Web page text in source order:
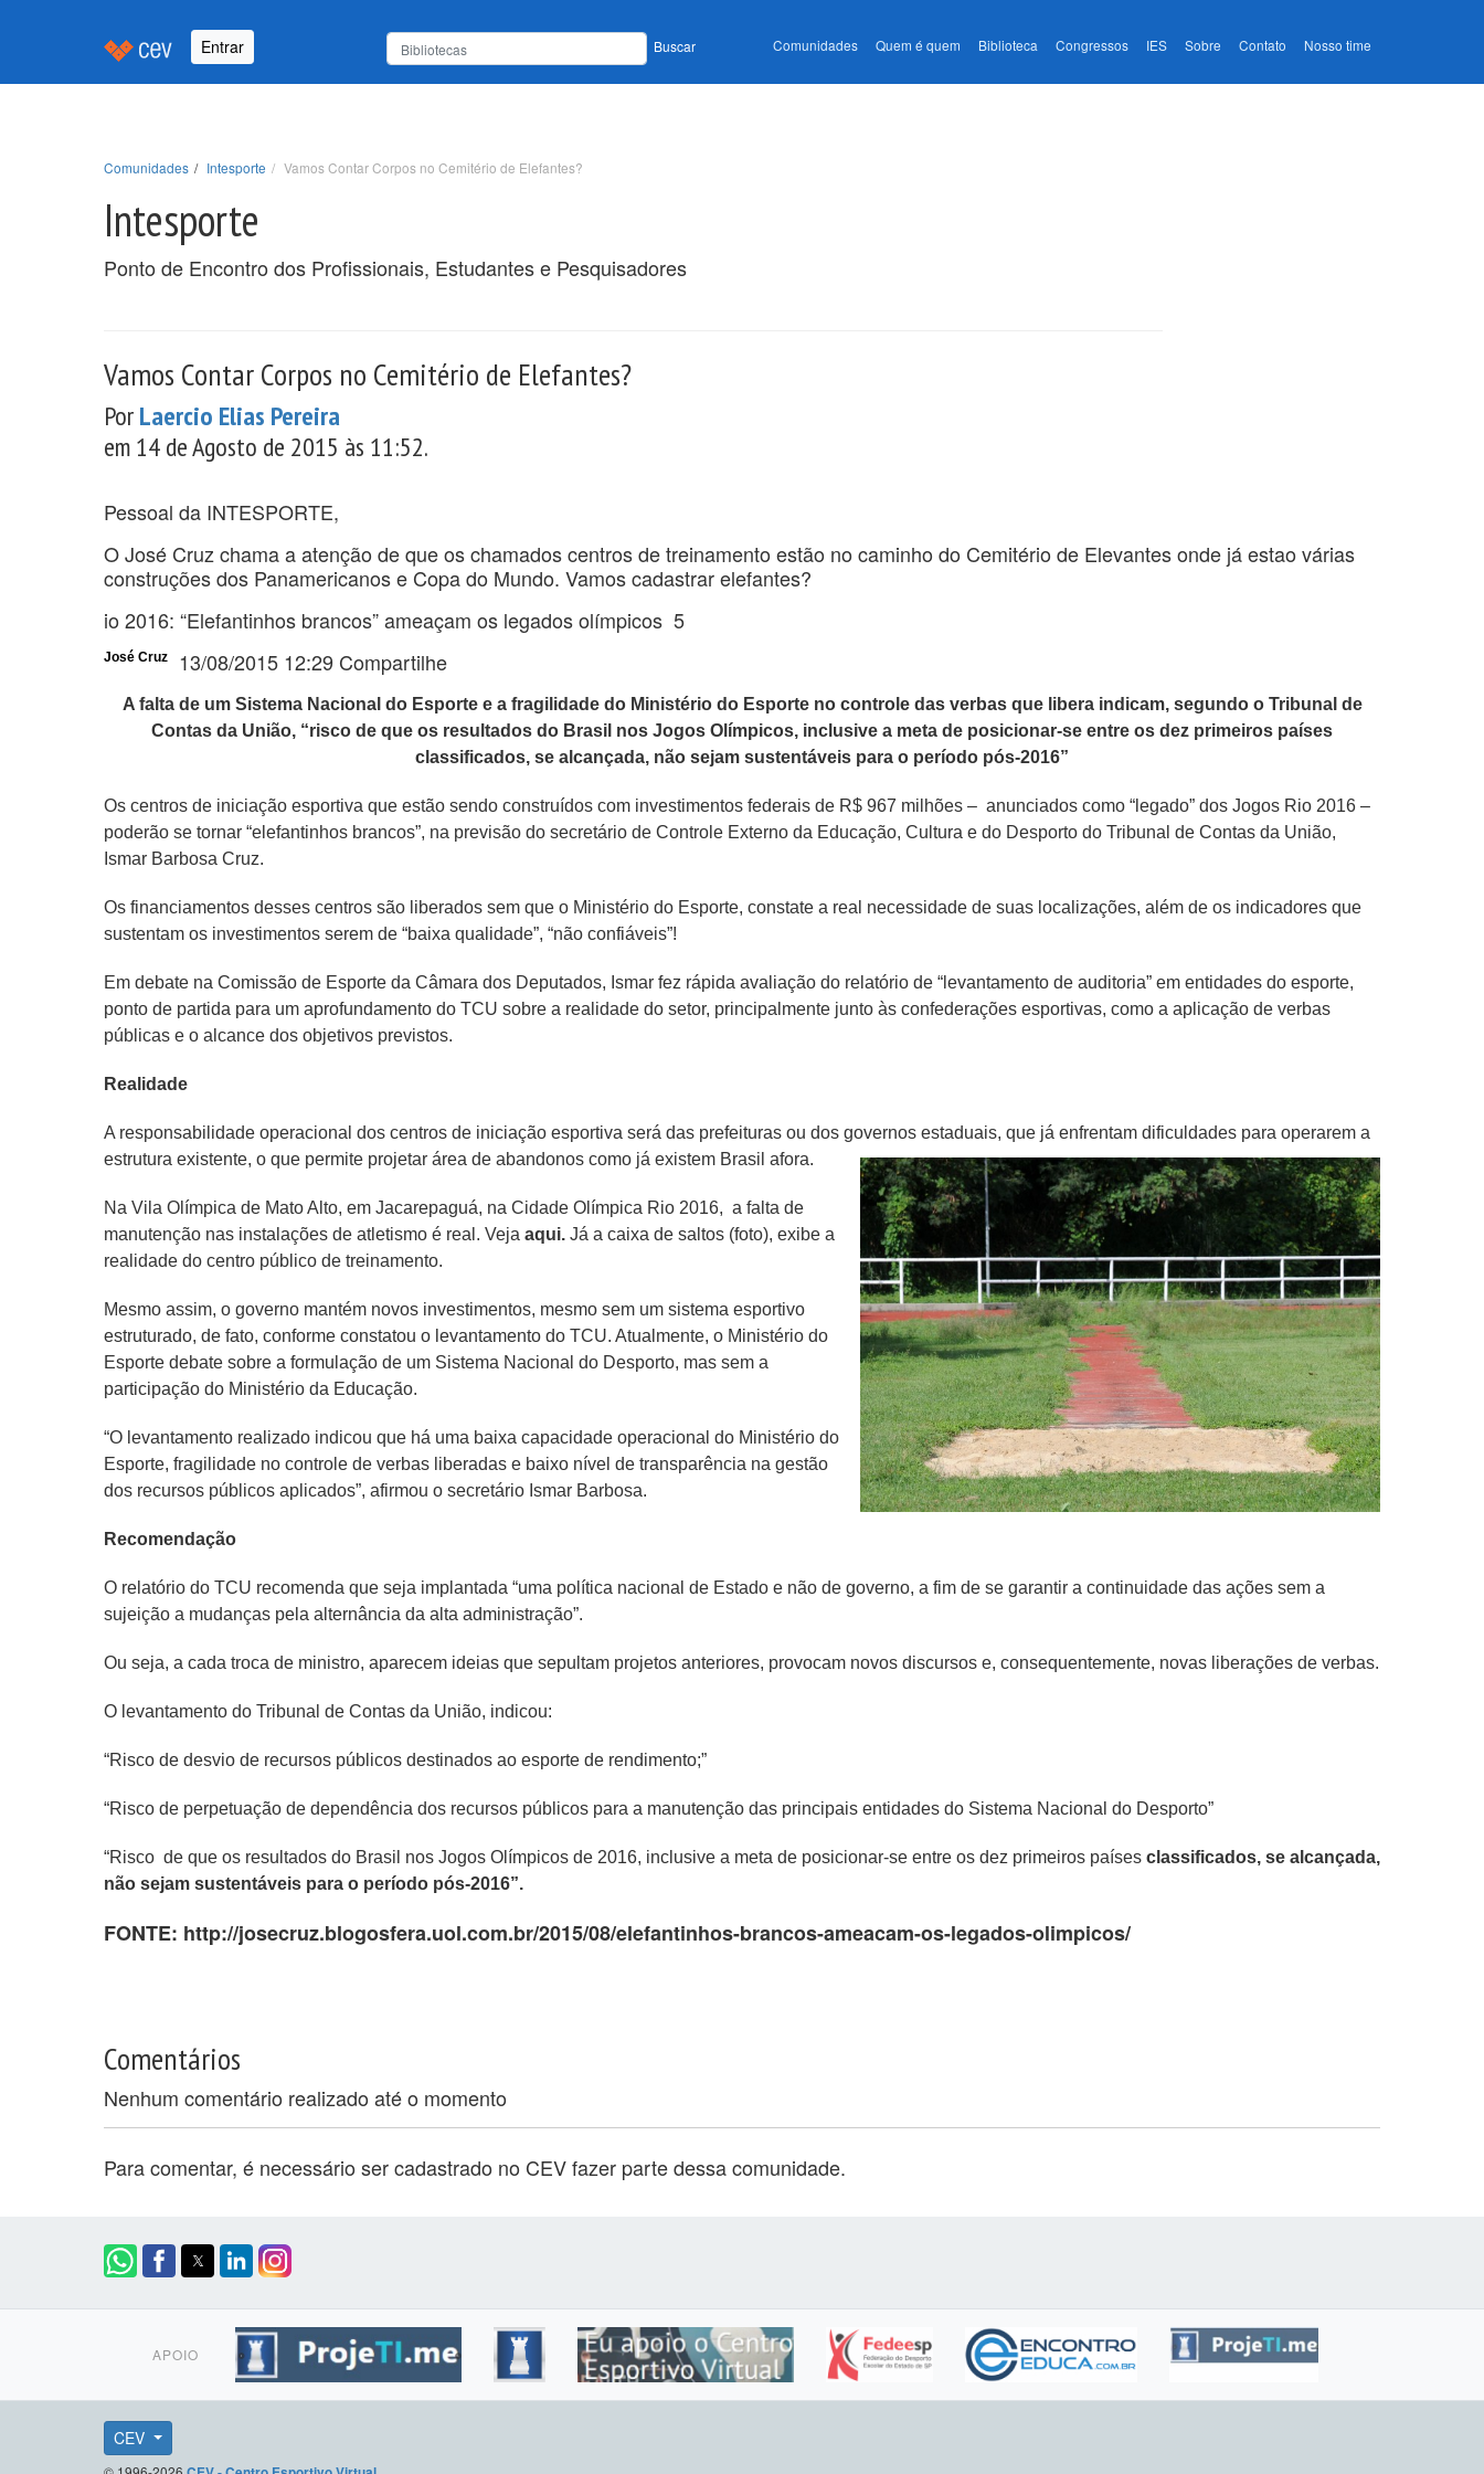
Entrar Buscar Comunidades Quem é quem Biblioteca Congressos IES Sobre Contato Nosso time
Comunidades Intesporte Vamos Contar Corpos no Cemitério de Elefantes?
Intesporte
Ponto de Encontro dos Profissionais, Estudantes e Pesquisadores
Vamos Contar Corpos no Cemitério de Elefantes?
PorLaercio Elias Pereira
em 14 de Agosto de 2015 às 11:52.
Pessoal da INTESPORTE,
O José Cruz chama a atenção de que os chamados centros de treinamento estão no caminho do Cemitério de Elevantes onde já estao várias
construções dos Panamericanos e Copa do Mundo. Vamos cadastrar elefantes?
io 2016: “Elefantinhos brancos” ameaçam os legados olímpicos 5
José Cruz 13/08/2015 12:29 Compartilhe
A falta de um Sistema Nacional do Esporte e a fragilidade do Ministério do Esporte no controle das verbas que libera indicam, segundo o Tribunal de
Contas da União, “risco de que os resultados do Brasil nos Jogos Olímpicos, inclusive a meta de posicionar-se entre os dez primeiros países
classificados, se alcançada, não sejam sustentáveis para o período pós-2016”
Os centros de iniciação esportiva que estão sendo construídos com investimentos federais de R$ 967 milhões – anunciados como “legado” dos Jogos Rio 2016 –
poderão se tornar “elefantinhos brancos”, na previsão do secretário de Controle Externo da Educação, Cultura e do Desporto do Tribunal de Contas da União,
Ismar Barbosa Cruz.
Os financiamentos desses centros são liberados sem que o Ministério do Esporte, constate a real necessidade de suas localizações, além de os indicadores que
sustentam os investimentos serem de “baixa qualidade”, “não confiáveis”!
Em debate na Comissão de Esporte da Câmara dos Deputados, Ismar fez rápida avaliação do relatório de “levantamento de auditoria” em entidades do esporte,
ponto de partida para um aprofundamento do TCU sobre a realidade do setor, principalmente junto às confederações esportivas, como a aplicação de verbas
públicas e o alcance dos objetivos previstos.
Realidade
A responsabilidade operacional dos centros de iniciação esportiva será das prefeituras ou dos governos estaduais, que já enfrentam dificuldades para operarem a
estrutura existente, o que permite projetar área de abandonos como já existem Brasil afora.
Na Vila Olímpica de Mato Alto, em Jacarepaguá, na Cidade Olímpica Rio 2016, a falta de
manutenção nas instalações de atletismo é real. Veja aqui. Já a caixa de saltos (foto), exibe a
realidade do centro público de treinamento.
Mesmo assim, o governo mantém novos investimentos, mesmo sem um sistema esportivo
estruturado, de fato, conforme constatou o levantamento do TCU. Atualmente, o Ministério do
Esporte debate sobre a formulação de um Sistema Nacional do Desporto, mas sem a
participação do Ministério da Educação.
“O levantamento realizado indicou que há uma baixa capacidade operacional do Ministério do
Esporte, fragilidade no controle de verbas liberadas e baixo nível de transparência na gestão
dos recursos públicos aplicados”, afirmou o secretário Ismar Barbosa.
Recomendação
O relatório do TCU recomenda que seja implantada “uma política nacional de Estado e não de governo, a fim de se garantir a continuidade das ações sem a
sujeição a mudanças pela alternância da alta administração”.
Ou seja, a cada troca de ministro, aparecem ideias que sepultam projetos anteriores, provocam novos discursos e, consequentemente, novas liberações de verbas.
O levantamento do Tribunal de Contas da União, indicou:
“Risco de desvio de recursos públicos destinados ao esporte de rendimento;”
“Risco de perpetuação de dependência dos recursos públicos para a manutenção das principais entidades do Sistema Nacional do Desporto”
“Risco de que os resultados do Brasil nos Jogos Olímpicos de 2016, inclusive a meta de posicionar-se entre os dez primeiros países classificados, se alcançada,
não sejam sustentáveis para o período pós-2016”.
FONTE: http://josecruz.blogosfera.uol.com.br/2015/08/elefantinhos-brancos-ameacam-os-legados-olimpicos/
Comentários
Nenhum comentário realizado até o momento
Para comentar, é necessário ser cadastrado no CEV fazer parte dessa comunidade.
APOIO
CEV